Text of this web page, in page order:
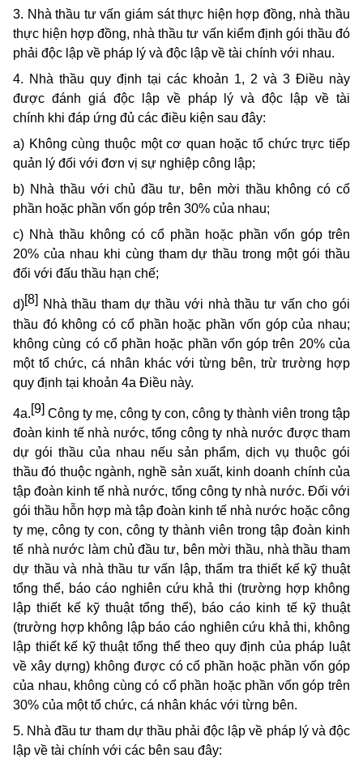
3. Nhà thầu tư vấn giám sát thực hiện hợp đồng, nhà thầu
thực hiện hợp đồng, nhà thầu tư vấn kiểm định gói thầu đó
phải độc lập về pháp lý và độc lập về tài chính với nhau.
4. Nhà thầu quy định tại các khoản 1, 2 và 3 Điều này
được đánh giá độc lập về pháp lý và độc lập về tài
chính khi đáp ứng đủ các điều kiện sau đây:
a) Không cùng thuộc một cơ quan hoặc tổ chức trực tiếp
quản lý đối với đơn vị sự nghiệp công lập;
b) Nhà thầu với chủ đầu tư, bên mời thầu không có cổ
phần hoặc phần vốn góp trên 30% của nhau;
c) Nhà thầu không có cổ phần hoặc phần vốn góp trên
20% của nhau khi cùng tham dự thầu trong một gói thầu
đối với đấu thầu hạn chế;
d)[8] Nhà thầu tham dự thầu với nhà thầu tư vấn cho gói
thầu đó không có cổ phần hoặc phần vốn góp của nhau;
không cùng có cổ phần hoặc phần vốn góp trên 20% của
một tổ chức, cá nhân khác với từng bên, trừ trường hợp
quy định tại khoản 4a Điều này.
4a.[9] Công ty mẹ, công ty con, công ty thành viên trong tập
đoàn kinh tế nhà nước, tổng công ty nhà nước được tham
dự gói thầu của nhau nếu sản phẩm, dịch vụ thuộc gói
thầu đó thuộc ngành, nghề sản xuất, kinh doanh chính của
tập đoàn kinh tế nhà nước, tổng công ty nhà nước. Đối với
gói thầu hỗn hợp mà tập đoàn kinh tế nhà nước hoặc công
ty mẹ, công ty con, công ty thành viên trong tập đoàn kinh
tế nhà nước làm chủ đầu tư, bên mời thầu, nhà thầu tham
dự thầu và nhà thầu tư vấn lập, thẩm tra thiết kế kỹ thuật
tổng thể, báo cáo nghiên cứu khả thi (trường hợp không
lập thiết kế kỹ thuật tổng thể), báo cáo kinh tế kỹ thuật
(trường hợp không lập báo cáo nghiên cứu khả thi, không
lập thiết kế kỹ thuật tổng thể theo quy định của pháp luật
về xây dựng) không được có cổ phần hoặc phần vốn góp
của nhau, không cùng có cổ phần hoặc phần vốn góp trên
30% của một tổ chức, cá nhân khác với từng bên.
5. Nhà đầu tư tham dự thầu phải độc lập về pháp lý và độc
lập về tài chính với các bên sau đây: